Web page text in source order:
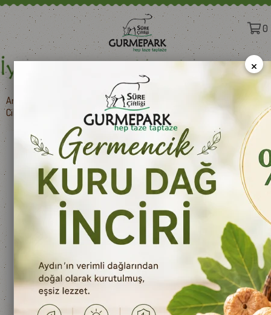
0
Anasayfa > İTHAL PEYNİRLER
Cibus Parmigiano Reggiano Peyniri 200 g e
×